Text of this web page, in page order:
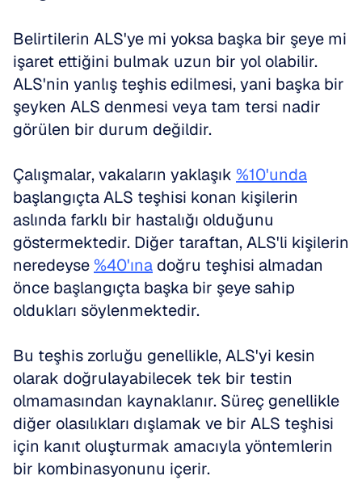
Belirtilerin ALS'ye mi yoksa başka bir şeye mi
işaret ettiğini bulmak uzun bir yol olabilir.
ALS'nin yanlış teşhis edilmesi, yani başka bir
şeyken ALS denmesi veya tam tersi nadir
görülen bir durum değildir.
Çalışmalar, vakaların yaklaşık %10'unda
başlangıçta ALS teşhisi konan kişilerin
aslında farklı bir hastalığı olduğunu
göstermektedir. Diğer taraftan, ALS'li kişilerin
neredeyse %40'ına doğru teşhisi almadan
önce başlangıçta başka bir şeye sahip
oldukları söylenmektedir.
Bu teşhis zorluğu genellikle, ALS'yi kesin
olarak doğrulayabilecek tek bir testin
olmamasından kaynaklanır. Süreç genellikle
diğer olasılıkları dışlamak ve bir ALS teşhisi
için kanıt oluşturmak amacıyla yöntemlerin
bir kombinasyonunu içerir.